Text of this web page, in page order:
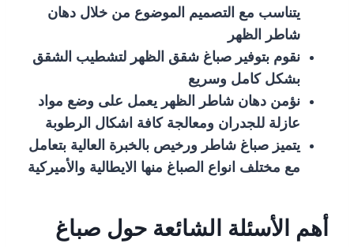
يتناسب مع التصميم الموضوع من خلال دهان
شاطر الظهر
نقوم بتوفير صباغ شقق الظهر لتشطيب الشقق
بشكل كامل وسريع
نؤمن دهان شاطر الظهر يعمل على وضع مواد
عازلة للجدران ومعالجة كافة اشكال الرطوبة
يتميز صباغ شاطر ورخيص بالخبرة العالية بتعامل
مع مختلف انواع الصباغ منها الايطالية والأميركية
أهم الأسئلة الشائعة حول صباغ